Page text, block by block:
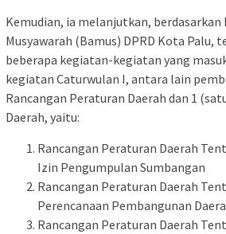
Kemudian, ia melanjutkan, berdasarkan
Musyawarah (Bamus) DPRD Kota Palu,
beberapa kegiatan-kegiatan yang
kegiatan Caturwulan I, antara lain
Rancangan Peraturan Daerah dan 1
Daerah, yaitu:
Rancangan Peraturan Daerah
Izin Pengumpulan Sumbangan
Rancangan Peraturan Daerah
Perencanaan Pembangunan
Rancangan Peraturan Daerah